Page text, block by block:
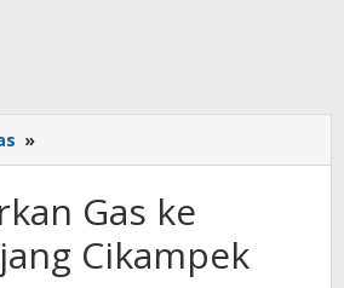
»
Salurkan
ke
Pupuk
Kujang
Gas ke
Cikampek